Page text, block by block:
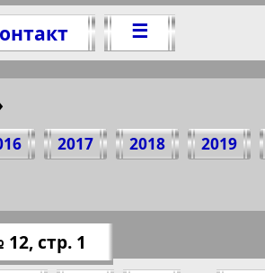
☰
2017 2018 2019
него:
стр. 1
№ 12, 2011 г.